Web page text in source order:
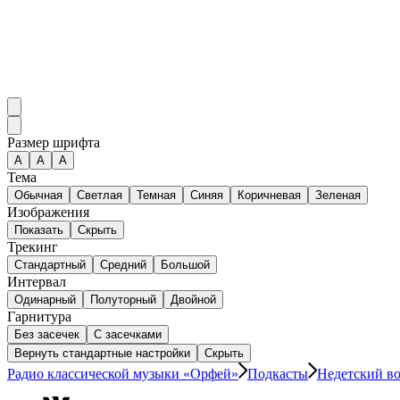
Размер шрифта
А A A
Тема
Обычная Светлая Темная Синяя Коричневая Зеленая
Изображения
Показать Скрыть
Трекинг
Стандартный Средний Большой
Интервал
Одинарный Полуторный Двойной
Гарнитура
Без засечек
С засечками
Вернуть стандартные настройки
Скрыть
Радио классической музыки «Орфей» Подкасты Недетский